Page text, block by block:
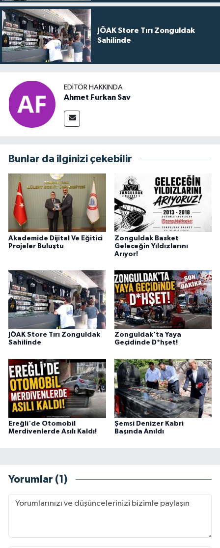
JÖAK Store Tırı Zonguldak
Sahilinde
EDITÖR HAKKINDA
Ahmet Furkan Sav
Bunlar da ilginizi çekebilir
Akademide Dijital Ve Eğitici
Projeler Buluştu
Zonguldak Basket
Geleceğin Yıldızlarını
Arıyor!
JÖAK Store Tırı Zonguldak
Sahilinde
Zonguldak'ta Yaya
Geçidinde D*hşet!
Ereğli'de Otomobil
Merdivenlerde Asılı Kaldı!
Şemsi Denizer Kabri
Başında Anıldı
Yorumlar (1)